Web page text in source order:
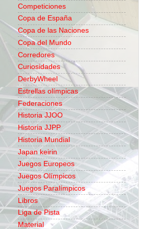
Competiciones
Copa de España
Copa de las Naciones
Copa del Mundo
Corredores
Curiosidades
DerbyWheel
Estrellas olímpicas
Federaciones
Historia JJOO
Historia JJPP
Historia Mundial
Japan keirin
Juegos Europeos
Juegos Olímpicos
Juegos Paralímpicos
Libros
Liga de Pista
Material